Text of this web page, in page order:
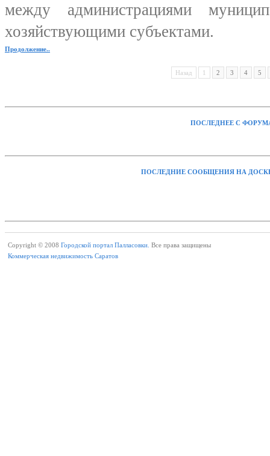
между администрациями
хозяйствующими субъектами.
Продолжение..
Назад 1 2 3 4 5
ПОСЛЕДНЕЕ С
ПОСЛЕДНИЕ СООБЩЕНИЯ НА
Copyright © 2008 Городской портал Палласовки. Все права защищены
Коммерческая недвижимость Саратов